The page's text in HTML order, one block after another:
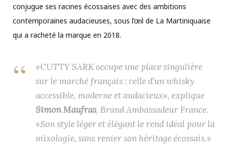
conjugue ses racines écossaises avec des ambitions
contemporaines audacieuses, sous l’œil de La Martiniquaise
qui a racheté la marque en 2018.
«CUTTY SARK occupe une place singulière
sur le marché français : celle d’un whisky
accessible, moderne et audacieux», explique
Simon Maufras, Brand Ambassadeur France.
«Son style léger et élégant le rend idéal pour la
mixologie, sans renier son héritage écossais.»